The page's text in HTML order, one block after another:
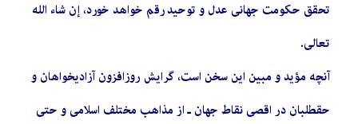
تحقق حکومت جهانی عدل و توحید رقم خواهد خورد، إن شاء الله
تعالی.
آنچه مؤید و مبین این سخن است، گرایش روزافزون آزادیخواهان و
حقطلبان در اقصی نقاط جهان ـ از مذاهب مختلف اسلامی و حتی